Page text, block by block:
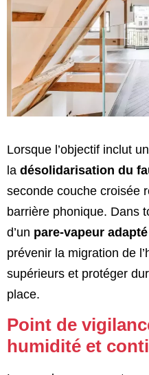
Lorsque l’objectif inclut
la désolidarisation du
seconde couche croisée
barrière phonique. Dans
d’un pare-vapeur adapté
prévenir la migration de
supérieurs et protéger
place.
Point de
humidité et